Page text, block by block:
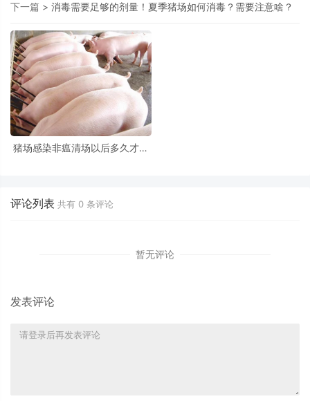
下一篇 > 消毒需要足够的剂量！夏季猪场如何消毒？需要注意啥？
猪场感染非瘟清场以后多久才能
评论列表 共有 0 条评论
暂无评论
发表评论